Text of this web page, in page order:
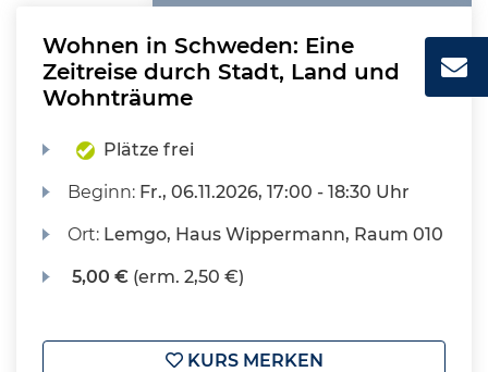
Wohnen in Schweden: Eine
Zeitreise durch Stadt, Land und
Wohnträume
Plätze frei
Beginn: Fr., 06.11.2026, 17:00 - 18:30 Uhr
Ort: Lemgo, Haus Wippermann, Raum 010
5,00 € (erm. 2,50 €)
KURS MERKEN